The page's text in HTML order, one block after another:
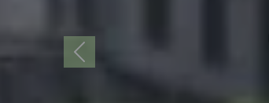
Previous